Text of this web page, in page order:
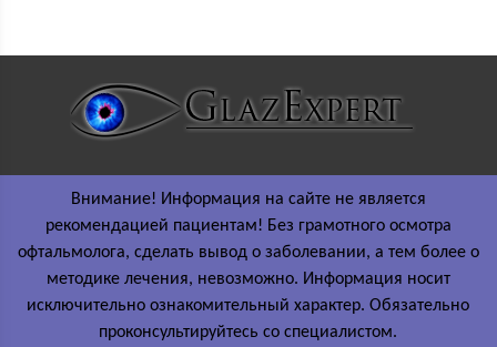
Внимание! Информация на сайте не является
рекомендацией пациентам! Без грамотного осмотра
офтальмолога, сделать вывод о заболевании, а тем более о
методике лечения, невозможно. Информация носит
исключительно ознакомительный характер. Обязательно
проконсультируйтесь со специалистом.